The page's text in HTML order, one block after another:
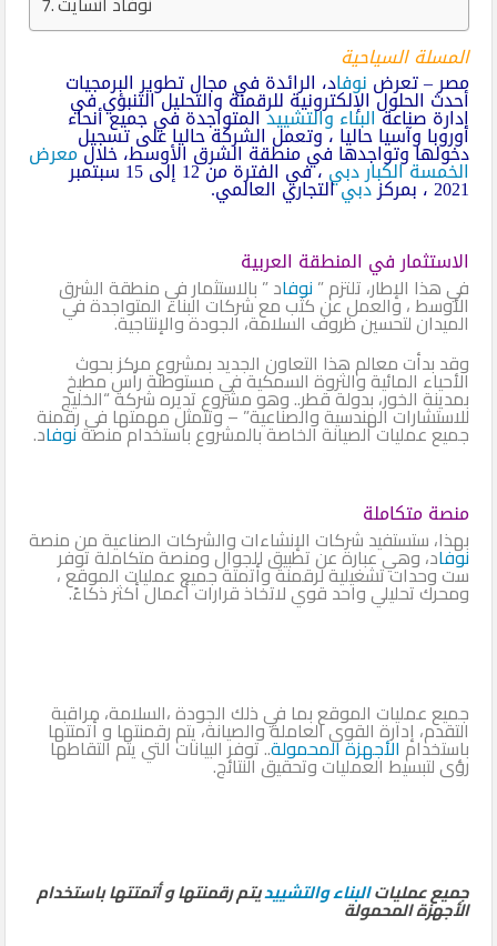
المسلة السياحية
مصر – تعرض نوفاد، الرائدة في مجال تطوير البرمجيات
أحدث الحلول الإلكترونية للرقمنة والتحليل التنبؤي في
إدارة صناعةالبناء والتشييدالمتواجدة في جميع أنحاء
أوروبا وآسيا حاليا ، وتعمل الشركة حاليا على تسجيل
دخولها وتواجدها في منطقة الشرق الأوسط، خلالمعرض
الخمسة الكباردبي ، في الفترة من 12 إلى 15 سبتمبر
2021 ، بمركز دبيالتجاري العالمي.
الاستثمار في المنطقة العربية
في هذا الإطار، تلتزم ” نوفاد ” بالاستثمار في منطقة الشرق
الأوسط ، والعمل عن كثب مع شركات البناء المتواجدة في
الميدان لتحسين ظروف السلامة، الجودة والإنتاجية.
وقد بدأت معالم هذا التعاون الجديد بمشروع مركز بحوث
الأحياء المائية والثروة السمكية في مستوطنة رأس مطبخ
بمدينة الخور، بدولة قطر.. وهو مشروع تديره شركة “الخليج
للاستشارات الهندسية والصناعية” – وتتمثل مهمتها في رقمنة
جميع عمليات الصيانة الخاصة بالمشروع باستخدام منصةنوفاد.
منصة متكاملة
بهذا، ستستفيد شركات الإنشاءات والشركات الصناعية من منصة
نوفاد، وهي عبارة عن تطبيق للجوال ومنصة متكاملة توفر
ست وحدات تشغيلية لرقمنة وأتمتة جميع عمليات الموقع ،
ومحرك تحليلي واحد قوي لاتخاذ قرارات أعمال أكثر ذكاءً.
جميع عمليات الموقع بما في ذلك الجودة ،السلامة، مراقبة
التقدم، إدارة القوى العاملة والصيانة، يتم رقمنتها و أتمتتها
باستخدامالأجهزة المحمولة.. توفر البيانات التي يتم التقاطها
رؤى لتبسيط العمليات وتحقيق النتائج.
جميع عملياتالبناء والتشييديتم رقمنتها و أتمتتها باستخدام
الأجهزة المحمولة